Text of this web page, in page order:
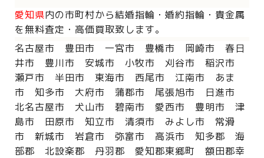
愛知県内の市町村から結婚指輪・婚約指輪・貴金属
を無料査定・高価買取致します。
名古屋市 豊田市 一宮市 豊橋市 岡崎市 春日
井市 豊川市 安城市 小牧市 刈谷市 稲沢市
瀬戸市 半田市 東海市 西尾市 江南市 あま
市 知多市 大府市 蒲郡市 尾張旭市 日進市
北名古屋市 犬山市 碧南市 愛西市 豊明市 津
島市 田原市 知立市 清須市 みよし市 常滑
市 新城市 岩倉市 弥富市 高浜市 知多郡 海
部郡 北設楽郡 丹羽郡 愛知郡東郷町 額田郡幸